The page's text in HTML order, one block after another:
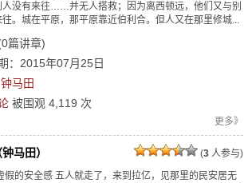
人没有来往……并无人搭救；因为离西顿远，他们又与别
。城在平原，那平原靠近伯利合。但人又在那里修城...
0篇讲章)
：2015年07月25日
钟马田
被围观 4,119 次
更多》
马田） (3 人参与)
假的安全感 五人就走了，来到拉亿，见那里的民安居无